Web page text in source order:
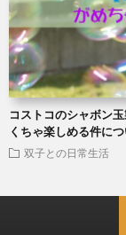
コストコのシャボン
くちゃ楽しめる件に
双子との日常生活